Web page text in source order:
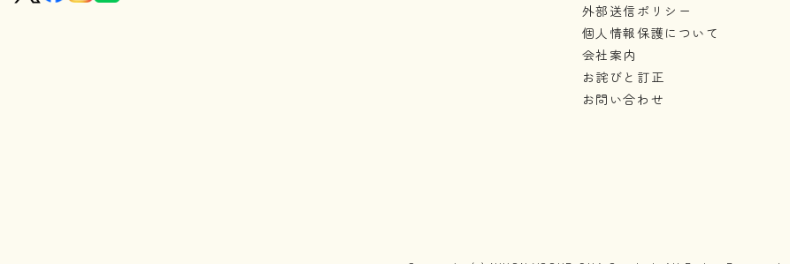
外部送信ポリシー
個人情報保護について
会社案内
お詫びと訂正
お問い合わせ